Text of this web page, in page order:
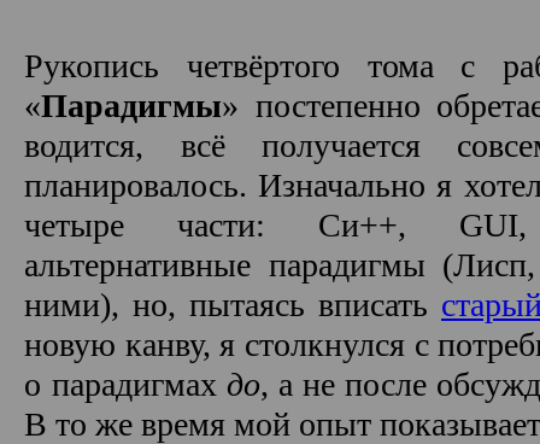
Рукопись четвёртого тома с
«Парадигмы» постепенно
водится, всё получается
планировалось. Изначально я
четыре части: Си++,
альтернативные парадигмы
ними), но, пытаясь вписать
новую канву, я столкнулся с
о парадигмах до, а не после
В то же время мой опыт